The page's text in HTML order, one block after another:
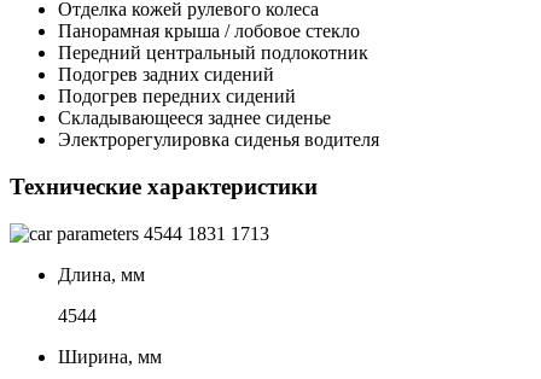
Отделка кожей рулевого колеса
Панорамная крыша / лобовое стекло
Передний центральный подлокотник
Подогрев задних сидений
Подогрев передних сидений
Складывающееся заднее сиденье
Электрорегулировка сиденья водителя
Технические характеристики
4544 1831 1713
Длина, мм
4544
Ширина, мм